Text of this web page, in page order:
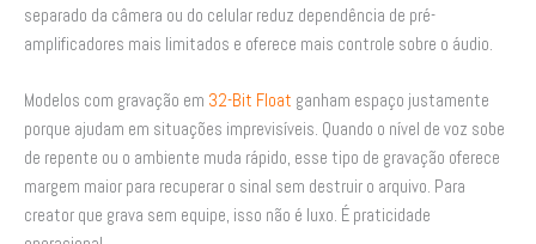
separado da câmera ou do celular reduz dependência de pré-
amplificadores mais limitados e oferece mais controle sobre o áudio.
Modelos com gravação em 32-Bit Float ganham espaço justamente
porque ajudam em situações imprevisíveis. Quando o nível de voz sobe
de repente ou o ambiente muda rápido, esse tipo de gravação oferece
margem maior para recuperar o sinal sem destruir o arquivo. Para
creator que grava sem equipe, isso não é luxo. É praticidade